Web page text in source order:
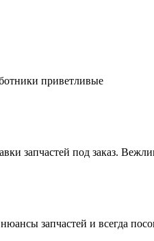
приветливые
запчастей под заказ.
запчастей и всегда